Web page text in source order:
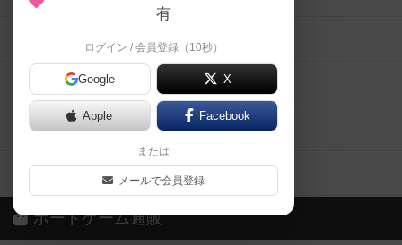
有
ログイン / 会員登録（10秒）
Google X
Apple Facebook
または
メールで会員登録
掲示板・トピックス
ボドとも・会員一覧
ボードゲーム業界コラム
ボドゲーマご利用案内
ボードゲーム通販